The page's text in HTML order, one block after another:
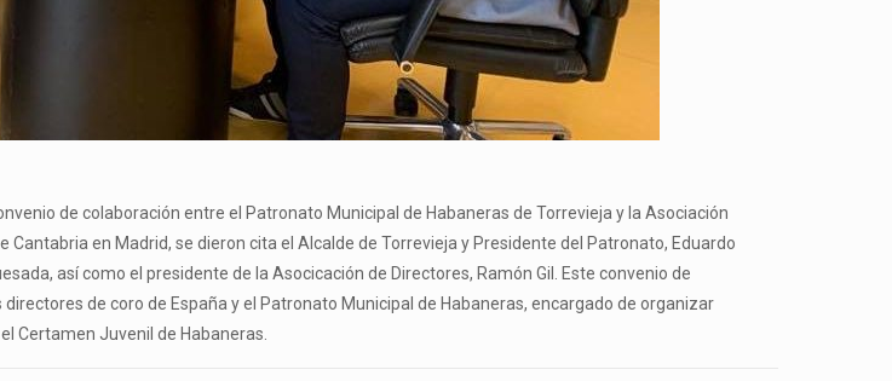
de colaboración entre el Patronato Municipal de Habaneras de Torrevieja y la Asociación
Cantabria en Madrid, se dieron cita el Alcalde de Torrevieja y Presidente del Patronato, Eduardo
así como el presidente de la Asocicación de Directores, Ramón Gil. Este convenio de
de coro de España y el Patronato Municipal de Habaneras, encargado de organizar
Certamen Juvenil de Habaneras.